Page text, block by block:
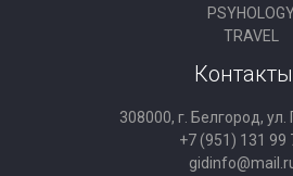
TRAVEL
Контакты
308000, г. Белгород,
+7 (951) 131 99